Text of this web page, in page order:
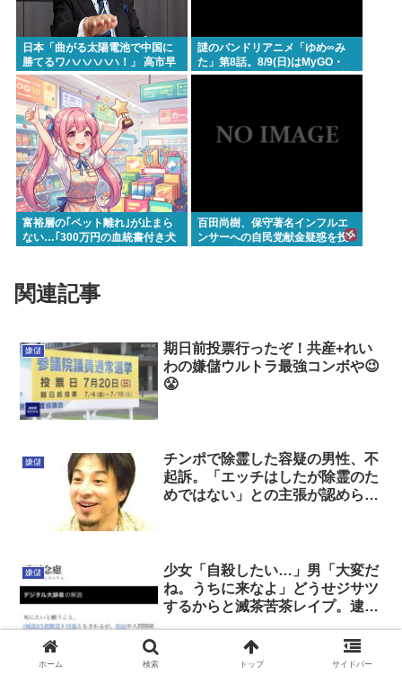
日本「曲がる太陽電池で中国に
勝てるワハハハハハ！」 高市早
苗「勝てる！ ガハハハハハ
ハ！」
謎のバンドリアニメ「ゆめ∞み
た」第8話。8/9(日)はMyGO・
RAS出演のLuckyFes’26を無料
富裕層の｢ペット離れ｣が止まら
ない…｢300万円の血統書付き犬
百田尚樹、保守著名インフルエ
ンサーへの自民党献金疑惑を投
関連記事
嫌儲
期日前投票行ったぞ！共産+れい
わの嫌儲ウルトラ最強コンボや😉
😤
嫌儲
チンポで除霊した容疑の男性、不
起訴。「エッチはしたが除霊のた
めではない」との主張が認められ
嫌儲
少女「自殺したい…」男「大変だ
ね。うちに来なよ」どうせジサツ
するからと滅茶苦茶レイプ。逮捕
ホーム 検索 トップ サイドバー